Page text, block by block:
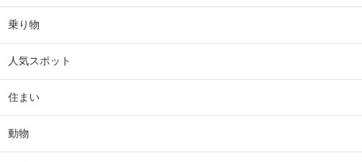
乗り物
人気スポット
住まい
動物